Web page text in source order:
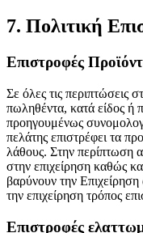
7. Πολιτική
Επιστροφές
Σε όλες τις περιπτώσεις
πωληθέντα, κατά είδος ή
προηγουμένως
πελάτης επιστρέφει τα
λάθους. Στην περίπτωση
στην επιχείρηση καθώς
βαρύνουν την Επιχείρηση
την επιχείρηση τρόπος
Επιστροφές